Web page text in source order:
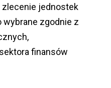
zlecenie jednostek
zgodnie z
finansów